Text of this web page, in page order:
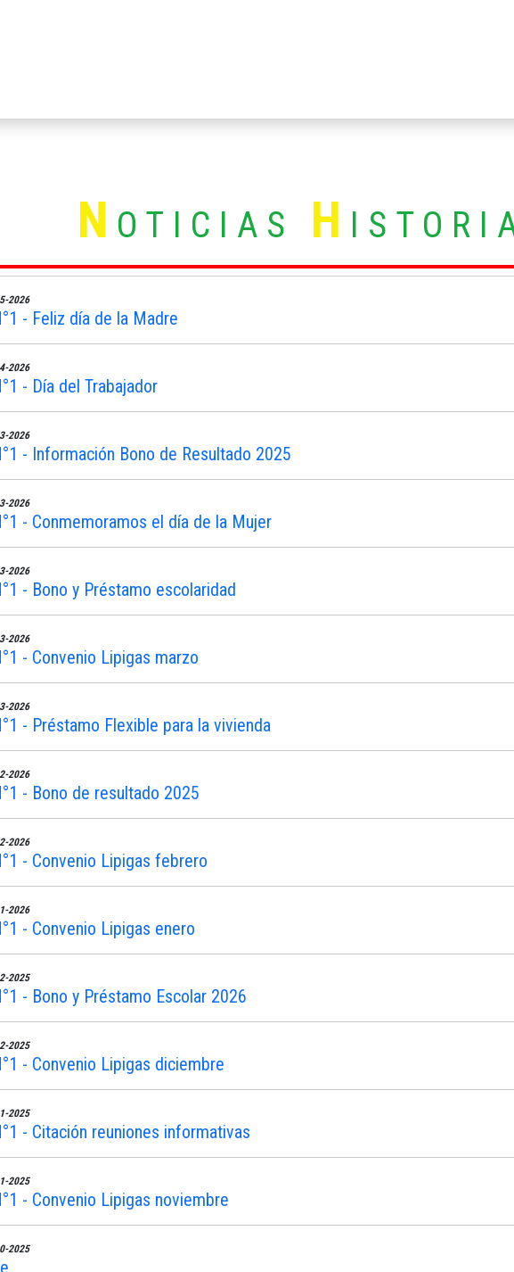
N OTICIAS H
2026
- Feliz día de la Madre
2026
- Día del Trabajador
2026
- Información Bono de Resultado 2025
2026
- Conmemoramos el día de la Mujer
2026
- Bono y Préstamo escolaridad
2026
- Convenio Lipigas marzo
2026
- Préstamo Flexible para la vivienda
2026
- Bono de resultado 2025
2026
- Convenio Lipigas febrero
2026
- Convenio Lipigas enero
2025
- Bono y Préstamo Escolar 2026
2025
- Convenio Lipigas diciembre
2025
- Citación reuniones informativas
2025
- Convenio Lipigas noviembre
2025